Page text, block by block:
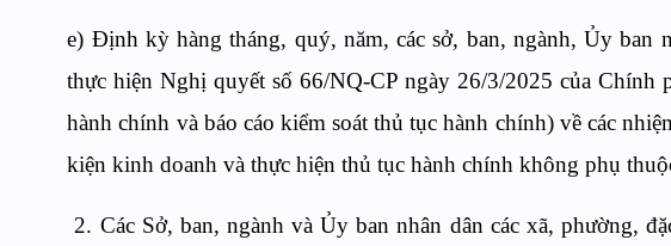
e) Định kỳ hàng tháng, quý, năm, các sở, ban, ngành, Ủy ban
thực hiện Nghị quyết số 66/NQ-CP ngày 26/3/2025 của Chính
hành chính và báo cáo kiểm soát thủ tục hành chính) về các
kiện kinh doanh và thực hiện thủ tục hành chính không phụ
2. Các Sở, ban, ngành và Ủy ban nhân dân các xã, phường,